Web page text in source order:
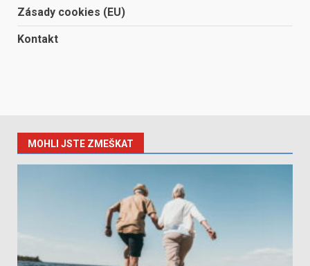
Zásady cookies (EU)
Kontakt
MOHLI JSTE ZMEŠKAT